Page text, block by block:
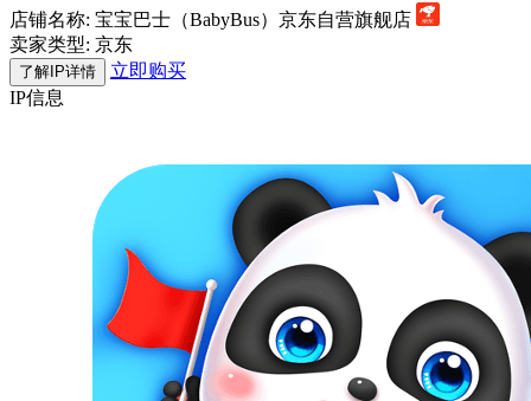
店铺名称: 宝宝巴士（BabyBus）京东自营旗舰店
卖家类型: 京东
了解IP详情
立即购买
IP信息